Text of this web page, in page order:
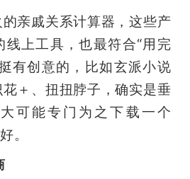
亲戚关系计算器，这些产
线上工具，也最符合“用完
有创意的，比如玄派小说
＋、扭扭脖子，确实是垂
可能专门为之下载一个
。